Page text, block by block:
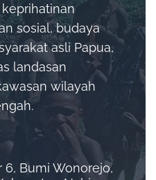
keprihatinan
sosial, budaya
asli Papua,
landasan
wilayah
6, Bumi Wonorejo,